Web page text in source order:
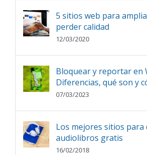
5 sitios web para
perder calidad
12/03/2020
Bloquear y reportar en
Diferencias, qué son y
07/03/2023
Los mejores sitios para
audiolibros gratis
16/02/2018